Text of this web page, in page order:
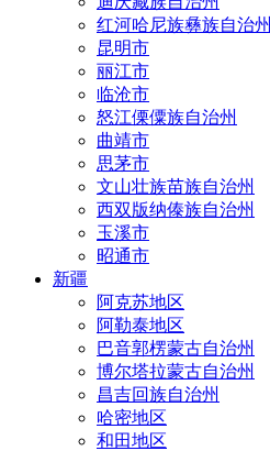
红河哈尼族彝族自治州
昆明市
丽江市
临沧市
怒江傈僳族自治州
曲靖市
思茅市
文山壮族苗族自治州
西双版纳傣族自治州
玉溪市
昭通市
新疆
阿克苏地区
阿勒泰地区
巴音郭楞蒙古自治州
博尔塔拉蒙古自治州
昌吉回族自治州
哈密地区
和田地区